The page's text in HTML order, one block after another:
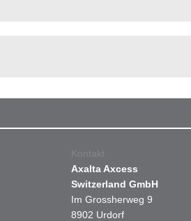
Kontakt
Axalta Axcess
Switzerland GmbH
Im Grossherweg 9
8902 Urdorf